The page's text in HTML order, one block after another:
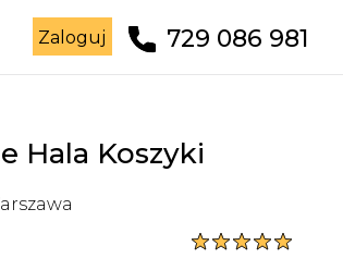
Zaloguj 729 086 981
Hala Koszyki